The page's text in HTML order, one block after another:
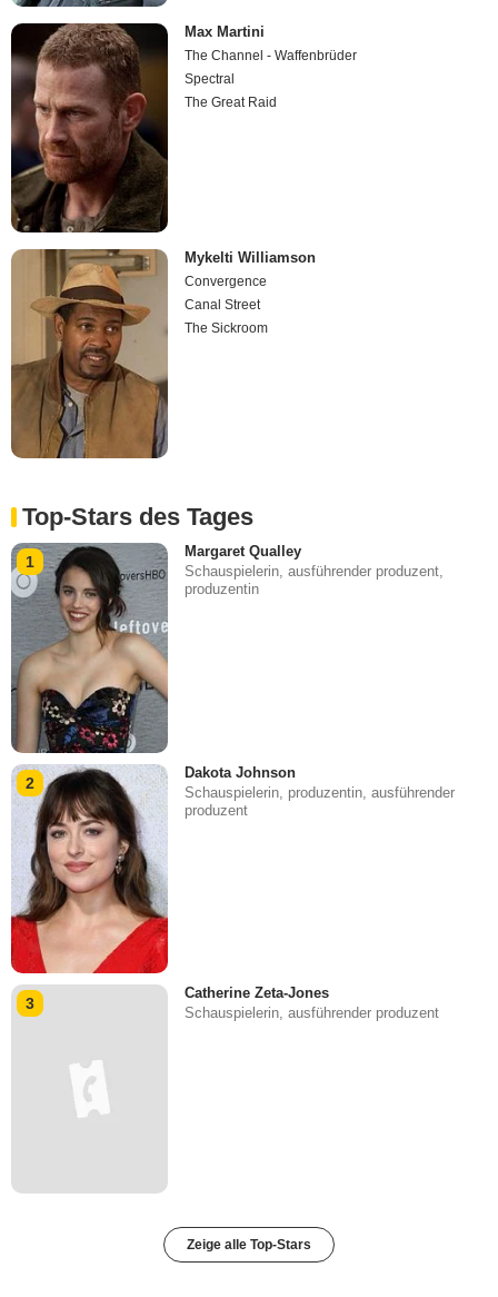
Max Martini
The Channel - Waffenbrüder
Spectral
The Great Raid
Mykelti Williamson
Convergence
Canal Street
The Sickroom
Top-Stars des Tages
1
Margaret Qualley
Schauspielerin, ausführender produzent,
produzentin
2
Dakota Johnson
Schauspielerin, produzentin, ausführender
produzent
3
Catherine Zeta-Jones
Schauspielerin, ausführender produzent
Zeige alle Top-Stars